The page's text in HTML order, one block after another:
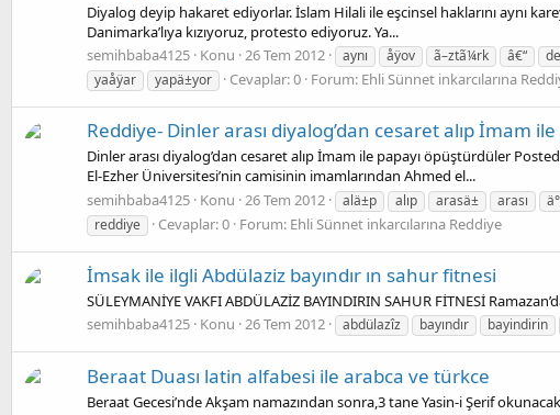
Diyalog deyip hakaret ediyorlar. İslam Hilali ile eşcinsel haklarını aynı
Danimarka’lıya kızıyoruz, protesto ediyoruz. Ya...
semihbaba4125 Konu 26 Tem 2012 aynı åÿov ã–ztã¼rk â€“
yaåÿar
yapä±yor Cevaplar: 0 Forum: Ehli Sünnet inkarcılarına
Reddiye- Dinler arası diyalog’dan cesaret alıp İmam
Dinler arası diyalog’dan cesaret alıp İmam ile papayı öpüştürdüler
El-Ezher Üniversitesi’nin camisinin imamlarından Ahmed el...
semihbaba4125 Konu 26 Tem 2012 alä±p alıp arasä± arası
reddiye
Cevaplar: 0 Forum: Ehli Sünnet inkarcılarına Reddiye
İmsak ile ilgli Abdülaziz bayındır ın sahur fitnesi
SÜLEYMANİYE VAKFI ABDÜLAZİZ BAYINDIRIN SAHUR FİTNESİ
semihbaba4125 Konu 26 Tem 2012 abdülazîz bayındır bayindirin
Beraat Duası latin alfabesi ile arabca ve türkce
Beraat Gecesi’nde Akşam namazından sonra,3 tane Yasin-i Şerif